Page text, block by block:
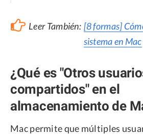
Leer También: [8 formas]
sistema en Mac
¿Qué es "Otros
compartidos" en el
almacenamiento de
Mac permite que múltiples